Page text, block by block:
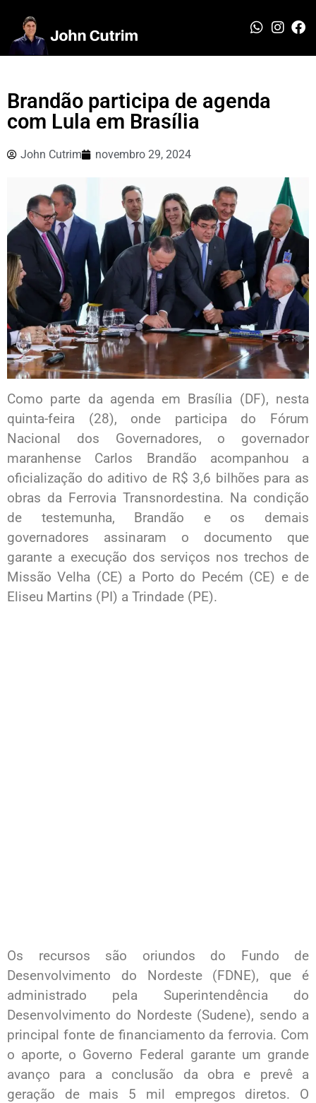
Brandão participa de agenda
com Lula em Brasília
John Cutrim novembro 29, 2024
Como parte da agenda em Brasília (DF), nesta
quinta-feira (28), onde participa do Fórum
Nacional dos Governadores, o governador
maranhense Carlos Brandão acompanhou a
oficialização do aditivo de R$ 3,6 bilhões para as
obras da Ferrovia Transnordestina. Na condição
de testemunha, Brandão e os demais
governadores assinaram o documento que
garante a execução dos serviços nos trechos de
Missão Velha (CE) a Porto do Pecém (CE) e de
Eliseu Martins (PI) a Trindade (PE).
Os recursos são oriundos do Fundo de
Desenvolvimento do Nordeste (FDNE), que é
administrado pela Superintendência do
Desenvolvimento do Nordeste (Sudene), sendo a
principal fonte de financiamento da ferrovia. Com
o aporte, o Governo Federal garante um grande
avanço para a conclusão da obra e prevê a
geração de mais 5 mil empregos diretos. O